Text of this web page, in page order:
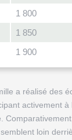
1 800
1 850
1 900
a réalisé des
activement à
loin